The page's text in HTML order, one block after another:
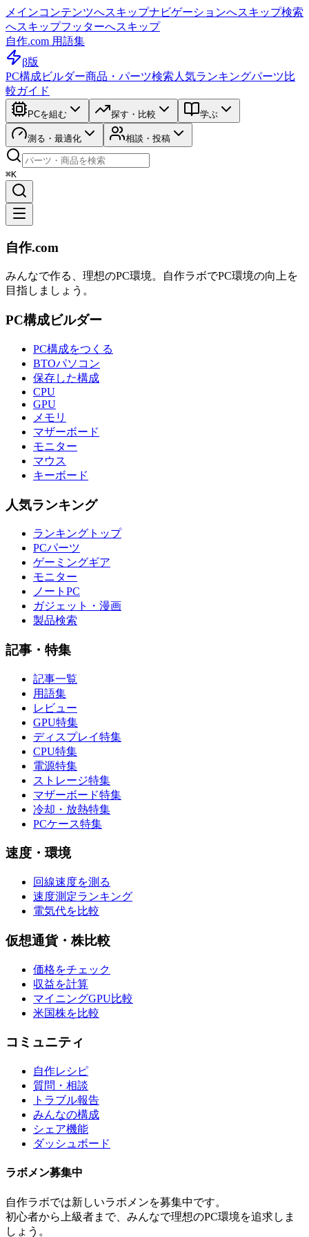
メインコンテンツへスキップナビゲーションへスキップ検索
へスキップフッターへスキップ
自作.com 用語集
β版
PC構成ビルダー商品・パーツ検索 人気ランキングパーツ比
較ガイド
PCを組む 探す・比較 学ぶ
測る・最適化 相談・投稿
⌘K
自作.com
みんなで作る、理想のPC環境。 自作ラボでPC環境の向上を
目指しましょう。
PC構成ビルダー
PC構成をつくる
BTOパソコン
保存した構成
CPU
GPU
メモリ
マザーボード
モニター
マウス
キーボード
人気ランキング
ランキングトップ
PCパーツ
ゲーミングギア
モニター
ノートPC
ガジェット・漫画
製品検索
記事・特集
記事一覧
用語集
レビュー
GPU特集
ディスプレイ特集
CPU特集
電源特集
ストレージ特集
マザーボード特集
冷却・放熱特集
PCケース特集
速度・環境
回線速度を測る
速度測定ランキング
電気代を比較
仮想通貨・株比較
価格をチェック
収益を計算
マイニングGPU比較
米国株を比較
コミュニティ
自作レシピ
質問・相談
トラブル報告
みんなの構成
シェア機能
ダッシュボード
ラボメン募集中
自作ラボでは新しいラボメンを募集中です。
初心者から上級者まで、みんなで理想のPC環境を追求しま
しょう。